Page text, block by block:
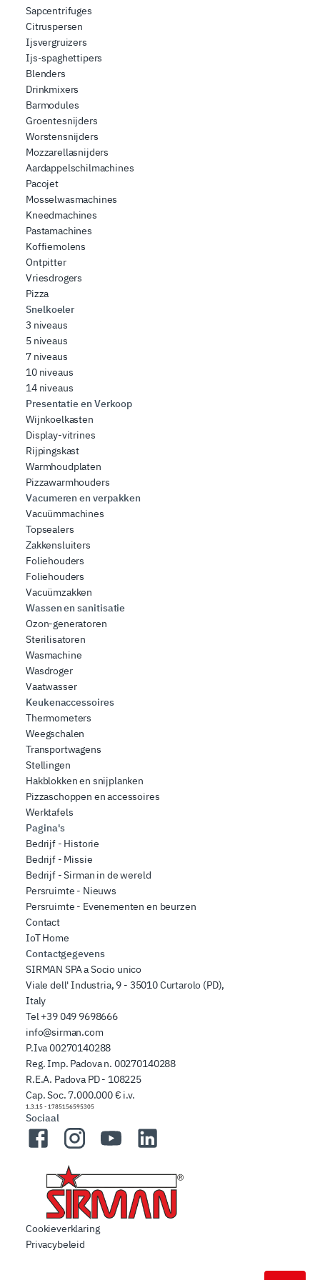
Sapcentrifuges
Citruspersen
Ijsvergruizers
Ijs-spaghettipers
Blenders
Drinkmixers
Barmodules
Groentesnijders
Worstensnijders
Mozzarellasnijders
Aardappelschilmachines
Pacojet
Mosselwasmachines
Kneedmachines
Pastamachines
Koffiemolens
Ontpitter
Vriesdrogers
Pizza
Snelkoeler
3 niveaus
5 niveaus
7 niveaus
10 niveaus
14 niveaus
Presentatie en Verkoop
Wijnkoelkasten
Display-vitrines
Rijpingskast
Warmhoudplaten
Pizzawarmhouders
Vacumeren en verpakken
Vacuümmachines
Topsealers
Zakkensluiters
Foliehouders
Foliehouders
Vacuümzakken
Wassen en sanitisatie
Ozon-generatoren
Sterilisatoren
Wasmachine
Wasdroger
Vaatwasser
Keukenaccessoires
Thermometers
Weegschalen
Transportwagens
Stellingen
Hakblokken en snijplanken
Pizzaschoppen en accessoires
Werktafels
Pagina's
Bedrijf - Historie
Bedrijf - Missie
Bedrijf - Sirman in de wereld
Persruimte - Nieuws
Persruimte - Evenementen en beurzen
Contact
IoT Home
Contactgegevens
SIRMAN SPA a Socio unico
Viale dell' Industria, 9 - 35010 Curtarolo (PD),
Italy
Tel+39 049 9698666
info@sirman.com
P.Iva 00270140288
Reg. Imp. Padova n. 00270140288
R.E.A. Padova PD - 108225
Cap. Soc. 7.000.000 € i.v.
1.3.15 - 1785156595305
Sociaal
FacebookInstagramYouTubeLinkedIn
Cookieverklaring
Privacybeleid